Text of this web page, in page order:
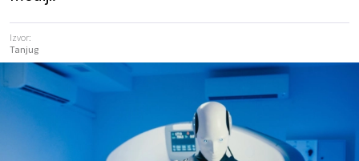
Izvor:
Tanjug